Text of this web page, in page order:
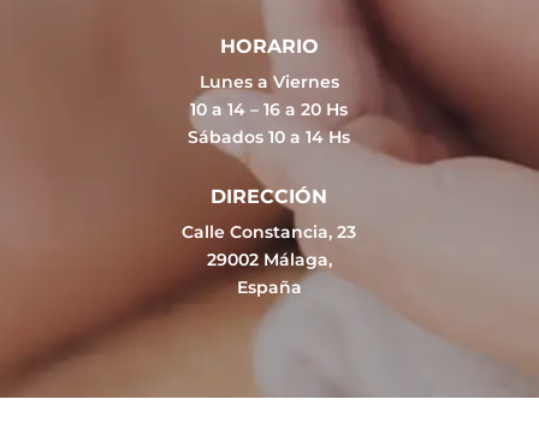
HORARIO
Lunes a Viernes
10 a 14 – 16 a 20 Hs
Sábados 10 a 14 Hs
DIRECCIÓN
Calle Constancia, 23
29002 Málaga,
España